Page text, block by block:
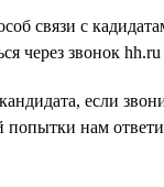
связи с
через звонок
если
попытки нам